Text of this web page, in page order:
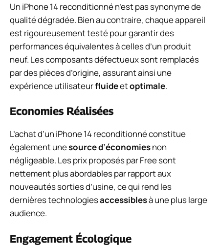
Un iPhone 14 reconditionné n’est pas synonyme de
qualité dégradée. Bien au contraire, chaque appareil
est rigoureusement testé pour garantir des
performances équivalentes à celles d’un produit
neuf. Les composants défectueux sont remplacés
par des pièces d’origine, assurant ainsi une
expérience utilisateurfluideetoptimale.
Economies Réalisées
L’achat d’un iPhone 14 reconditionné constitue
également unesource d’économiesnon
négligeable. Les prix proposés par Free sont
nettement plus abordables par rapport aux
nouveautés sorties d’usine, ce qui rend les
dernières technologiesaccessiblesà une plus large
audience.
Engagement Écologique